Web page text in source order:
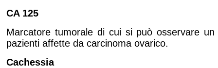
CA 125
Marcatore tumorale di cui si può osservare un
pazienti affette da carcinoma ovarico.
Cachessia